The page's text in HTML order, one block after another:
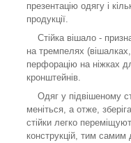
презентацію одягу і
продукції.
Стійка вішало -
на тремпелях
перфорацію на ніжках
кронштейнів.
Одяг у підвішеному
меніться, а отже,
стійки легко
конструкцій, тим